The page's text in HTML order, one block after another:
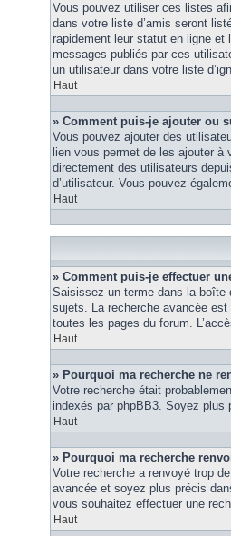
Vous pouvez utiliser ces listes
dans votre liste d’amis seront
rapidement leur statut en ligne
messages publiés par ces
un utilisateur dans votre liste
Haut
» Comment puis-je ajouter ou
Vous pouvez ajouter des
lien vous permet de les ajouter à
directement des utilisateurs
d’utilisateur. Vous pouvez
Haut
» Comment puis-je effectuer
Saisissez un terme dans la boîte
sujets. La recherche avancée
toutes les pages du forum.
Haut
» Pourquoi ma recherche ne
Votre recherche était
indexés par phpBB3. Soyez
Haut
» Pourquoi ma recherche
Votre recherche a renvoyé trop
avancée et soyez plus précis
vous souhaitez effectuer une
Haut